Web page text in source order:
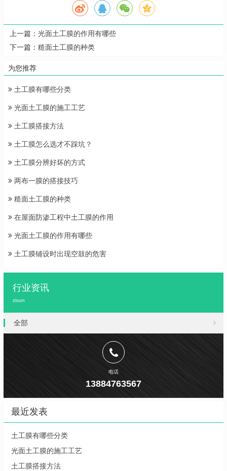
上一篇： 光面土工膜的作用有哪些
下一篇： 糙面土工膜的种类
为您推荐
土工膜有哪些分类
光面土工膜的施工工艺
土工膜搭接方法
土工膜怎么选才不踩坑？
土工膜分辨好坏的方式
两布一膜的搭接技巧
糙面土工膜的种类
在屋面防渗工程中土工膜的作用
光面土工膜的作用有哪些
土工膜铺设时出现空鼓的危害
行业资讯
zixun
全部
电话
13884763567
最近发表
土工膜有哪些分类
光面土工膜的施工工艺
土工膜搭接方法